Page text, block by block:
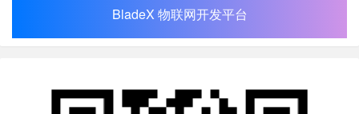
BladeX 物联网开发平台